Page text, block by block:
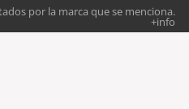
por la marca que se menciona.
+info